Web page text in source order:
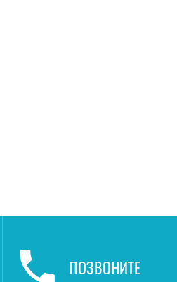
ПОЗВОНИТЕ